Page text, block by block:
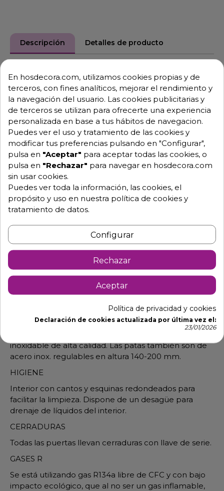
Descripción Detalles de producto
Armario de maduración en seco de
carne
- Dimensiones: 71 x 85.5 x 213 cm.
- Capacidad de 610 Litros.
- 3 estantes, 5 guías (519 x 490 mm).
- Temperatura de 0 a +8ºC.
- Clase climática 5.
- Gas refrigerante R-290.
- Potencia frigorífico 460 W.
* Posibilidad de poner puerta de cristal, siguiendo la
misma línea que las puertas ciegas. Marco de acero
inox AISI 304, con triple vidrio y doble cámara para
mejorar el aislamiento. Llevan de serie iluminación
LED. Opcionalmente se puede instalar un sistema de
varios colores (RGB) con mando a distancia (consultar
AISI 304
inoxidable de alta calidad. Las patas también son de
acero inox. regulables en altura 140-200 mm.
HIGIENE
Interior con cantos y esquinas redondeados para
facilitar la limpieza. Dispone de un desagüe para
drenaje de líquidos del interior.
CERRADURAS
Todas las puertas llevan cerraduras con llave de serie.
GASES R
Se está utilizando gas R134a libre de CFC y con bajo
impacto ecológico, que al no ser un gas inflamable,
En hosdecora.com, utilizamos cookies propias y de
terceros, con fines analíticos, mejorar el rendimiento y
la navegación del usuario. Las cookies publicitarias y
de terceros se utilizan para ofrecerte una experiencia
personalizada en base a tus hábitos de navegacion.
Puedes ver el uso y tratamiento de las cookies y
modificar tus preferencias pulsando en "Configurar",
pulsa en "Aceptar" para aceptar todas las cookies, o
pulsa en "Rechazar" para navegar en hosdecora.com
sin usar cookies.
Puedes ver toda la información, las cookies, el
propósito y uso en nuestra política de cookies y
tratamiento de datos.
Configurar
Rechazar
Aceptar
Política de privacidad y cookies
Declaración de cookies actualizada por última vez el:
23/01/2026